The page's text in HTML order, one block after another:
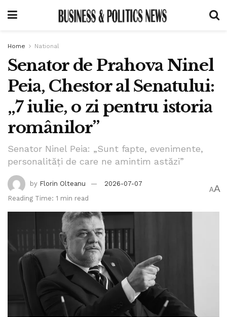
Home National
Senator de Prahova Ninel
Peia, Chestor al Senatului:
„7 iulie, o zi pentru istoria
românilor”
Senator Ninel Peia: „Sunt fapte, evenimente,
personalități de care ne amintim astăzi”
by Florin Olteanu
2026-07-07
Reading Time: 1 min read
AA